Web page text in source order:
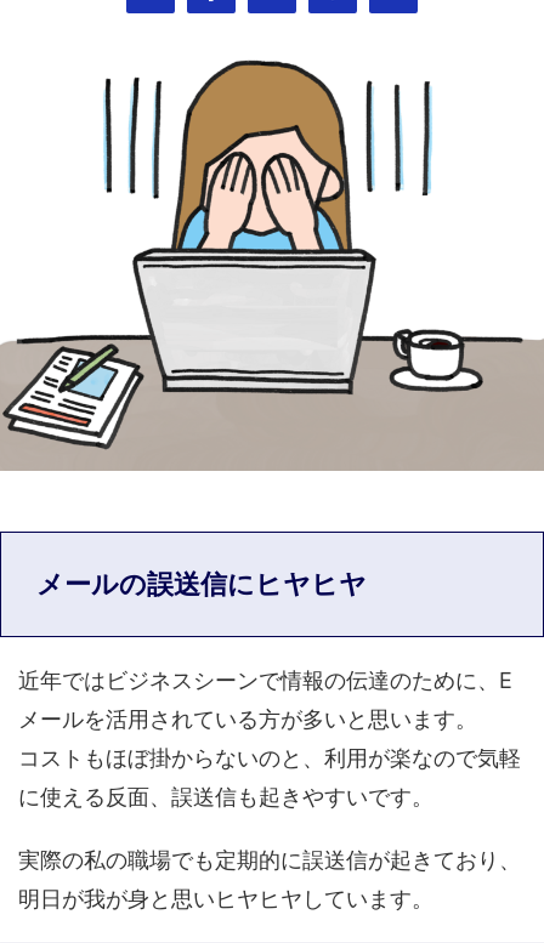
メールの誤送信にヒヤヒヤ
近年ではビジネスシーンで情報の伝達のために、E
メールを活用されている方が多いと思います。
コストもほぼ掛からないのと、利用が楽なので気軽
に使える反面、誤送信も起きやすいです。
実際の私の職場でも定期的に誤送信が起きており、
明日が我が身と思いヒヤヒヤしています。